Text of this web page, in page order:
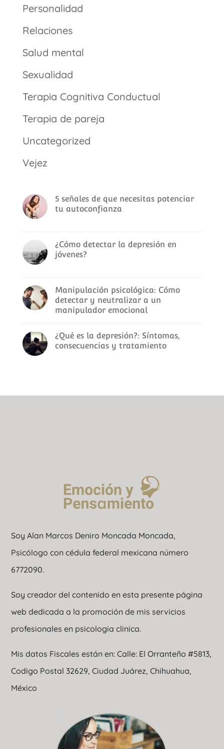
Personalidad
Relaciones
Salud mental
Sexualidad
Terapia Cognitiva Conductual
Terapia de pareja
Uncategorized
Vejez
5 señales de que necesitas potenciar
tu autoconfianza
¿Cómo detectar la depresión en
jóvenes?
Manipulación psicológica: Cómo
detectar y neutralizar a un
manipulador emocional
¿Qué es la depresión?: Síntomas,
consecuencias y tratamiento
Soy Alan Marcos Deniro Moncada Moncada,
Psicólogo con cédula federal mexicana número
6772090.
Soy creador del contenido en esta presente página
web dedicada a la promoción de mis servicios
profesionales en psicologia clinica.
Mis datos Fiscales están en: Calle: El Orranteño #5813,
Codigo Postal 32629, Ciudad Juárez, Chihuahua,
México